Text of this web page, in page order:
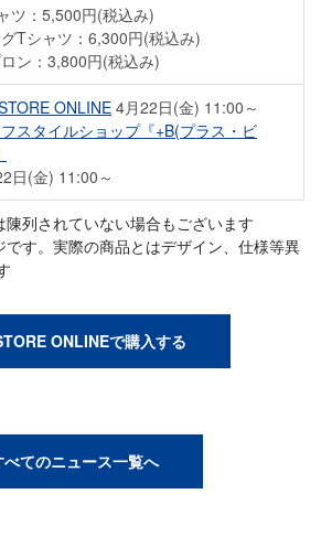
ツ：5,500円(税込み)
Tシャツ：6,300円(税込み)
ン：3,800円(税込み)
ONLINE 4月22日(金) 11:00～
スタイルショップ『+B(プラス・ビ
日(金) 11:00～
列されていない場合もございます
す。実際の商品とはデザイン、仕様等異
ONLINEで購入する
べてのニュース一覧へ